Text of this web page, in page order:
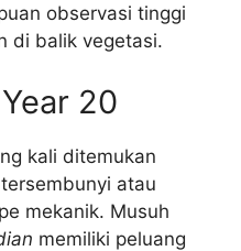
observasi tinggi
di balik vegetasi.
20
kali ditemukan
atau
mekanik. Musuh
memiliki peluang